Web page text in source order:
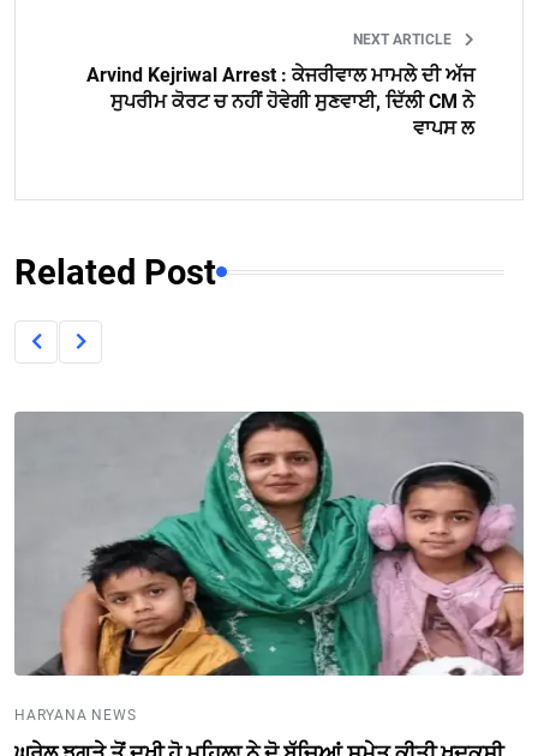
NEXT ARTICLE
Arvind Kejriwal Arrest : ਕੇਜਰੀਵਾਲ ਮਾਮਲੇ ਦੀ ਅੱਜ
ਸੁਪਰੀਮ ਕੋਰਟ ਚ ਨਹੀਂ ਹੋਵੇਗੀ ਸੁਣਵਾਈ, ਦਿੱਲੀ CM ਨੇ
ਵਾਪਸ ਲ
Related Post
HARYANA NEWS